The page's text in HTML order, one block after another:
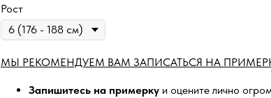
Рост
МЫ РЕКОМЕНДУЕМ ВАМ ЗАПИСАТЬСЯ НА
Запишитесь на примерку и оцените лично